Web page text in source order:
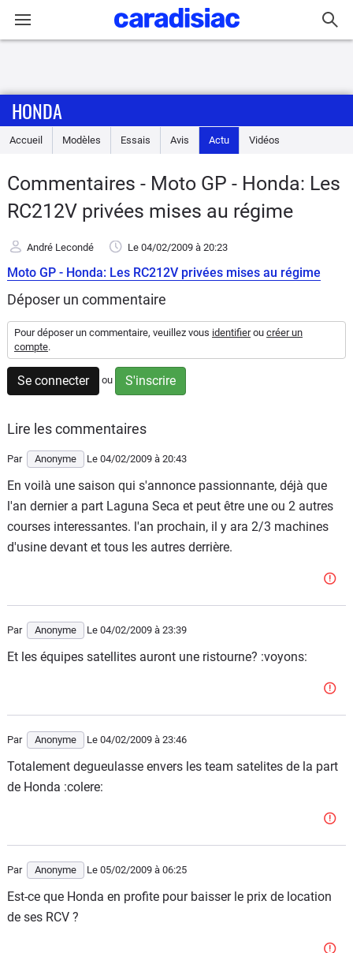
Accueil
Essais
Avis
Scooters
&
125
Marques
Services
Auto
HONDA
Accueil Modèles Essais Avis Actu Vidéos
Commentaires - Moto GP - Honda: Les
RC212V privées mises au régime
André Lecondé Le 04/02/2009 à 20:23
Moto GP - Honda: Les RC212V privées mises au régime
Déposer un commentaire
Pour déposer un commentaire, veuillez vous identifierou créer un
compte.
Se connecter ou S'inscrire
Lire les commentaires
Par Anonyme Le 04/02/2009 à 20:43
En voilà une saison qui s'annonce passionnante, déjà que
l'an dernier a part Laguna Seca et peut être une ou 2 autres
courses interessantes. l'an prochain, il y ara 2/3 machines
d'usine devant et tous les autres derrière.
Par Anonyme Le 04/02/2009 à 23:39
Et les équipes satellites auront une ristourne? :voyons:
Par Anonyme Le 04/02/2009 à 23:46
Totalement degueulasse envers les team satelites de la part
de Honda :colere:
Par Anonyme Le 05/02/2009 à 06:25
Est-ce que Honda en profite pour baisser le prix de location
de ses RCV ?